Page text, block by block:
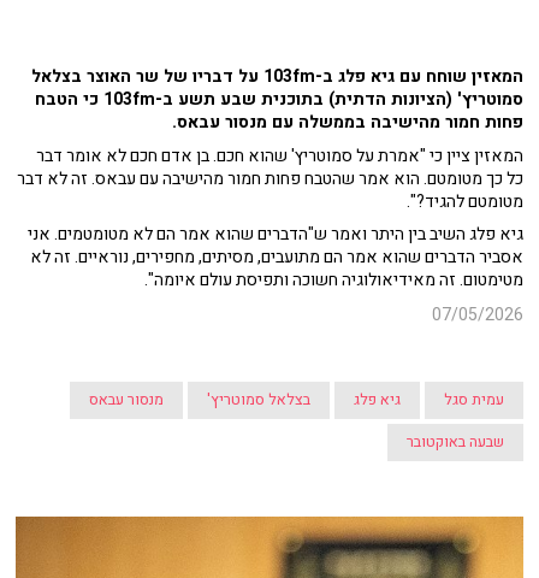
המאזין שוחח עם גיא פלג ב-103fm על דבריו של שר האוצר בצלאל
סמוטריץ' (הציונות הדתית) בתוכנית שבע תשע ב-103fm כי
הטבח
פחות חמור מהישיבה בממשלה עם מנסור עבאס.
המאזין ציין כי "אמרת על סמוטריץ' שהוא חכם. בן אדם חכם לא אומר דבר
כל כך מטומטם. הוא אמר שהטבח פחות חמור מהישיבה עם עבאס. זה לא דבר
מטומטם להגיד?".
גיא פלג השיב בין היתר ואמר ש"הדברים שהוא אמר הם לא מטומטמים. אני
אסביר הדברים שהוא אמר הם מתועבים, מסיתים, מחפירים, נוראיים. זה לא
מטימטום. זה מאידיאולוגיה חשוכה ותפיסת עולם איומה".
07/05/2026
עמית סגל גיא פלג בצלאל סמוטריץ'
מנסור עבאס
שבעה באוקטובר